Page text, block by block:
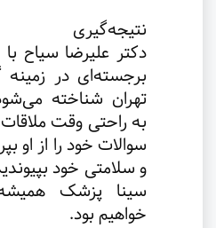
نتیجه‌گیری
دکتر علیرضا سیاح
برجسته‌ای در
تهران شناخته
به راحتی وقت ملاقات
سوالات خود را از او
و سلامتی خود
سینا پزشک
خواهیم بود.